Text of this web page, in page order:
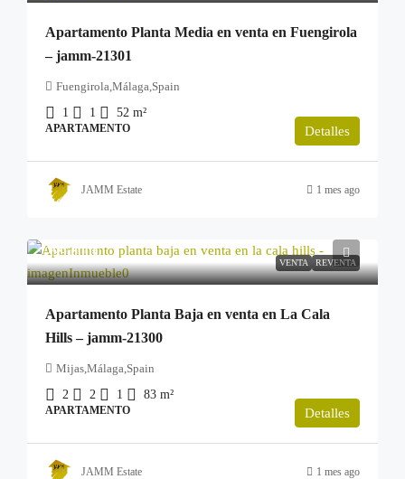
Apartamento Planta Media en venta en Fuengirola
– jamm-21301
Fuengirola,Málaga,Spain
1
1 52 m²
APARTAMENTO Detalles
JAMM Estate 1 mes ago
VENTA REVENTA
299.000€
Apartamento Planta Baja en venta en La Cala
Hills – jamm-21300
Mijas,Málaga,Spain
2
2 1 83 m²
APARTAMENTO Detalles
JAMM Estate 1 mes ago